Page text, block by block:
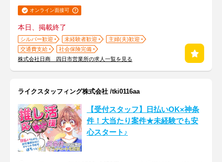
オンライン面接可
本日、掲載終了
シルバー歓迎 未経験者歓迎
主婦(夫)歓迎
交通費支給
社会保険完備
株式会社日商 四日市営業所の求人一覧を見る
ライクスタッフィング株式会社 /tki0116aa
【受付スタッフ】日払いOK×神条
件！大当たり案件★未経験でも安
心スタート♪